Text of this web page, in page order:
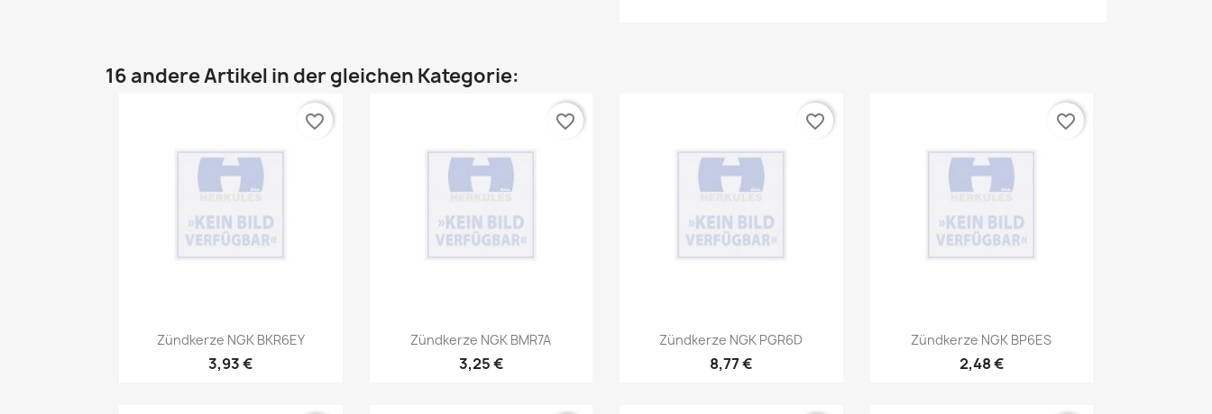
16 andere Artikel in der gleichen Kategorie:
Vorschau
Zündkerze NGK BKR6EY
3,93 €
favorite_border
Vorschau
Zündkerze NGK BMR7A
3,25 €
favorite_border
Vorschau
Zündkerze NGK PGR6D
8,77 €
favorite_border
Vorschau
Zündkerze NGK BP6ES
2,48 €
favorite_border